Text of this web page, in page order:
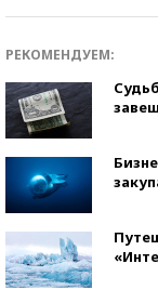
РЕКОМЕНДУЕМ: